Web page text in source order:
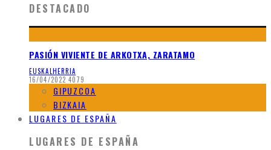
DESTACADO
PASIÓN VIVIENTE DE ARKOTXA, ZARATAMO
EUSKALHERRIA
16/04/2022 4079
GIPUZCOA
BIZKAIA
LUGARES DE ESPAÑA
LUGARES DE ESPAÑA